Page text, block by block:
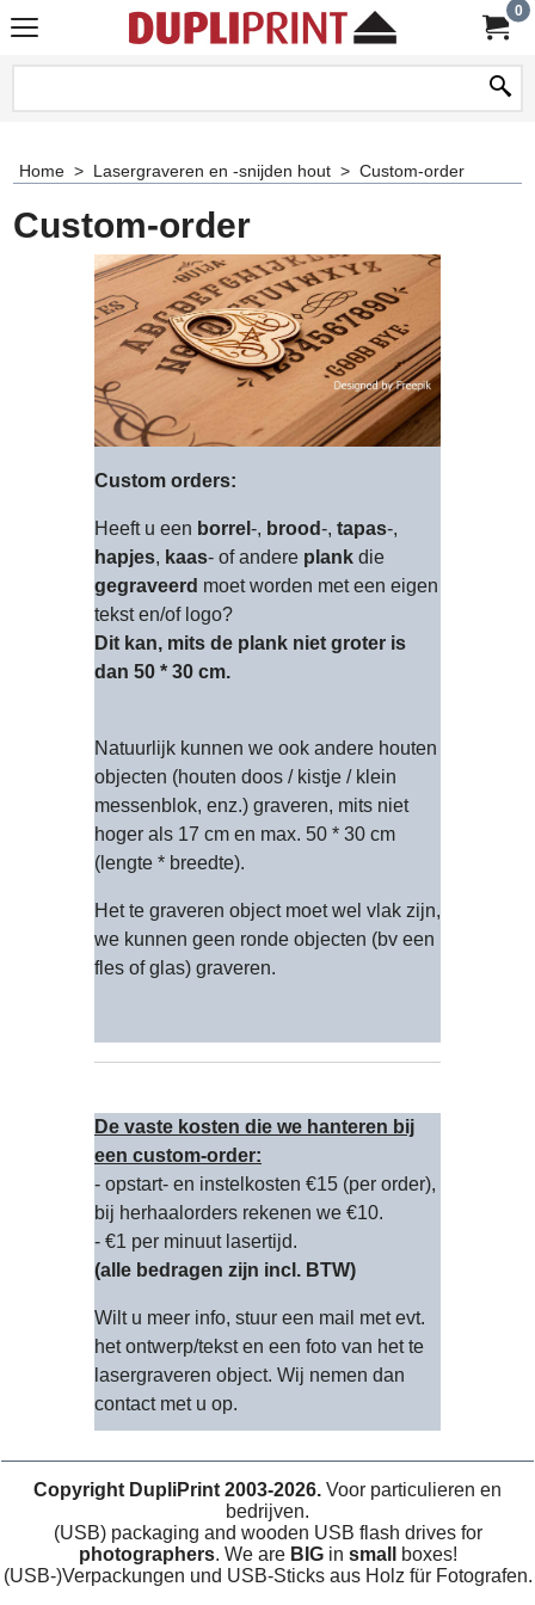
0
Home > Lasergraveren en -snijden hout > Custom-order
Custom-order
Custom orders:
Heeft u een borrel -, brood-, tapas-,
hapjes, kaas- of andere plank die
gegraveerd moet worden met een eigen
tekst en/of logo?
Dit kan, mits de plank niet groter is
dan 50 * 30 cm.
Natuurlijk kunnen we ook andere houten
objecten (houten doos / kistje / klein
messenblok, enz.) graveren, mits niet
hoger als 17 cm en max. 50 * 30 cm
(lengte * breedte).
Het te graveren object moet wel vlak zijn,
we kunnen geen ronde objecten (bv een
fles of glas) graveren.
De vaste kosten die we hanteren bij
een custom-order:
- opstart- en instelkosten €15 (per order),
bij herhaalorders rekenen we €10.
- €1 per minuut lasertijd.
(alle bedragen zijn incl. BTW)
Wilt u meer info, stuur een mail met evt.
het ontwerp/tekst en een foto van het te
lasergraveren object. Wij nemen dan
contact met u op.
Copyright DupliPrint 2003-2026. Voor particulieren en
bedrijven.
(USB) packaging and wooden USB flash drives for
photographers. We are BIGin small
boxes!
(USB-)Verpackungen und USB-Sticks aus Holz für Fotografen.